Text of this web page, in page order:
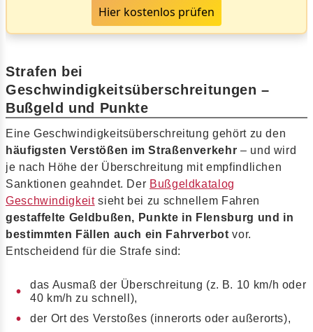
Hier kostenlos prüfen
Strafen bei
Geschwindigkeitsüberschreitungen –
Bußgeld und Punkte
Eine Geschwindigkeitsüberschreitung gehört zu den
häufigsten Verstößen im Straßenverkehr – und wird
je nach Höhe der Überschreitung mit empfindlichen
Sanktionen geahndet. Der Bußgeldkatalog
Geschwindigkeitsieht bei zu schnellem Fahren
gestaffelte Geldbußen, Punkte in Flensburg und in
bestimmten Fällen auch ein Fahrverbot vor.
Entscheidend für die Strafe sind:
das Ausmaß der Überschreitung (z. B. 10 km/h oder
40 km/h zu schnell),
der Ort des Verstoßes (innerorts oder außerorts),